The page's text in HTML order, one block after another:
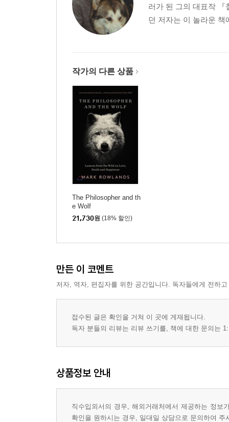
러가 된 그의 대표작
던 저자는 이 놀라운 책
작가의 다른 상품
The Philosopher and th
e Wolf
21,730원 (18% 할인)
만든 이 코멘트
저자, 역자, 편집자를 위한 공간입니다. 독자들에게 전하
접수된 글은 확인을 거쳐 이 곳에 게재됩니다.
독자 분들의 리뷰는 리뷰 쓰기를, 책에 대한 문의는
상품정보 안내
직수입외서의 경우, 해외거래처에서 제공하는 정
확인을 원하시는 경우, 일대일 상담으로 문의하여 주